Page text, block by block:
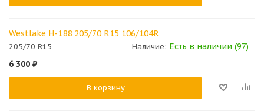
Westlake H-188 205/70 R15 106/104R
205/70 R15 Наличие: Есть в наличии (97)
6 300 ₽
В корзину